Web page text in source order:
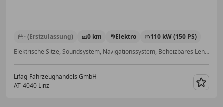
- (Erstzulassung) 0 km Elektro
110 kW (150 PS)
Elektrische Sitze, Soundsystem, Navigationssystem, Beheizbares Lenkrad, Tempomat, Induktionsladen für Smartphones, Sitzheizung, Totwinkel-Assistent
Lifag-Fahrzeughandels GmbH
AT-4040 Linz